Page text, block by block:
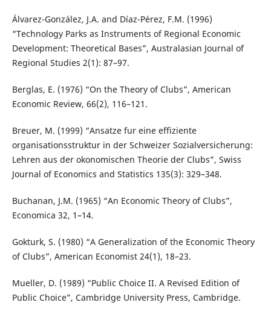
Álvarez-González, J.A. and Díaz-Pérez, F.M. (1996)
“Technology Parks as Instruments of Regional Economic
Development: Theoretical Bases”, Australasian Journal of
Regional Studies 2(1): 87–97.
Berglas, E. (1976) “On the Theory of Clubs”, American
Economic Review, 66(2), 116–121.
Breuer, M. (1999) “Ansatze fur eine effiziente
organisationsstruktur in der Schweizer Sozialversicherung:
Lehren aus der okonomischen Theorie der Clubs”, Swiss
Journal of Economics and Statistics 135(3): 329–348.
Buchanan, J.M. (1965) “An Economic Theory of Clubs”,
Economica 32, 1–14.
Gokturk, S. (1980) “A Generalization of the Economic Theory
of Clubs”, American Economist 24(1), 18–23.
Mueller, D. (1989) “Public Choice II. A Revised Edition of
Public Choice”, Cambridge University Press, Cambridge.